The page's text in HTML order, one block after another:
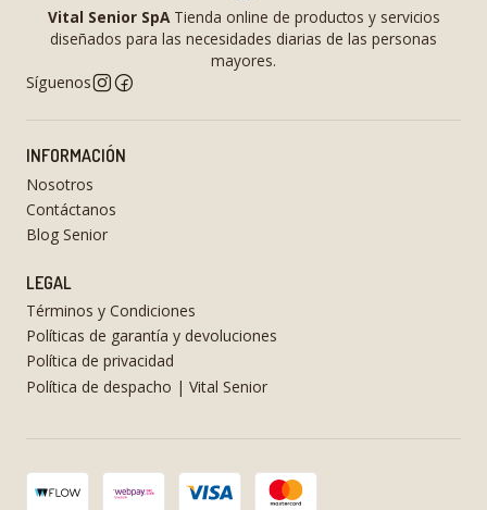
Vital Senior SpATienda online de productos y servicios
diseñados para las necesidades diarias de las personas
mayores.
Síguenos
INFORMACIÓN
Nosotros
Contáctanos
Blog Senior
LEGAL
Términos y Condiciones
Políticas de garantía y devoluciones
Política de privacidad
Política de despacho | Vital Senior